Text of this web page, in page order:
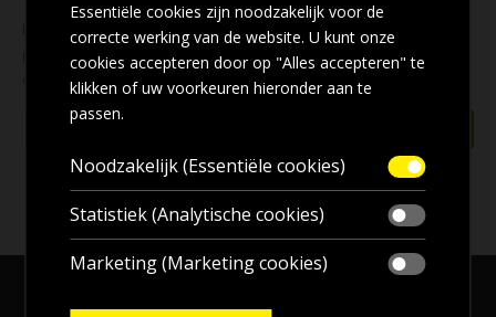
Mis geen enkele aanbieding! Wilt u ook de beste aanbiedingen
per e-mail ontvangen? Schrijf u dan nu in voor onze
nieuwsbrief
en blijf op de hoogte!
Essentiële cookies zijn noodzakelijk voor de
correcte werking van de website. U kunt onze
cookies accepteren door op "Alles accepteren" te
klikken of uw voorkeuren hieronder aan te
passen.
Noodzakelijk (Essentiële cookies)
Statistiek (Analytische cookies)
Marketing (Marketing cookies)